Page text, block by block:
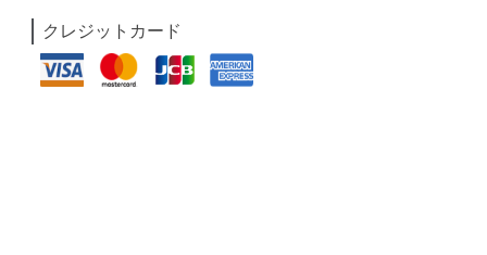
クレジットカード